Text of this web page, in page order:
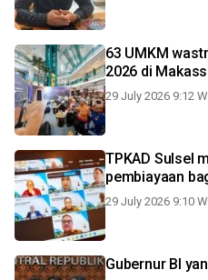
63 UMKM
2026 di
29 July 2026 9:12
TPKAD Sulsel
pembiayaan
29 July 2026 9:10
Gubernur BI